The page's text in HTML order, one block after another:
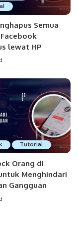
Semua
lewat HP
Tutorial
Orang di
Menghindari
Gangguan